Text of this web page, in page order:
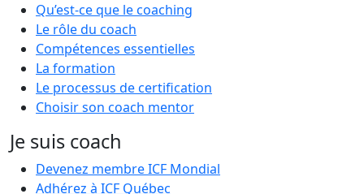
Qu’est-ce que le coaching
Le rôle du coach
Compétences essentielles
La formation
Le processus de certification
Choisir son coach mentor
Je suis coach
Devenez membre ICF Mondial
Adhérez à ICF Québec